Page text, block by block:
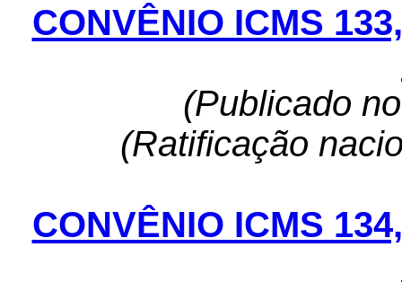
CONVÊNIO ICMS
(Publicado
(Ratificação
CONVÊNIO ICMS